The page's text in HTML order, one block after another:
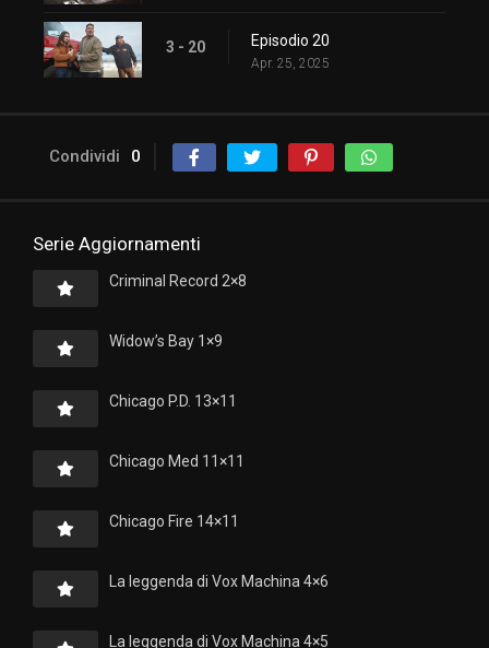
3 - 20 Episodio 20
Apr. 25, 2025
Condividi 0
Serie Aggiornamenti
Criminal Record 2×8
Widow’s Bay 1×9
Chicago P.D. 13×11
Chicago Med 11×11
Chicago Fire 14×11
La leggenda di Vox Machina 4×6
La leggenda di Vox Machina 4×5